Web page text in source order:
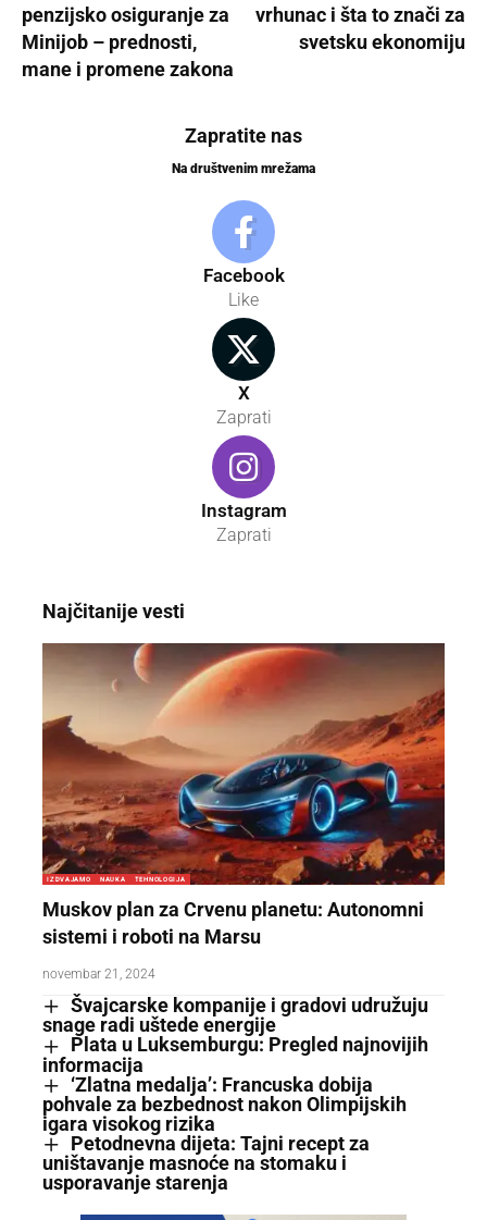
penzijsko osiguranje za
Minijob – prednosti,
mane i promene zakona
vrhunac i šta to znači za
svetsku ekonomiju
Zapratite nas
Na društvenim mrežama
Facebook
Like
X
Zaprati
Instagram
Zaprati
Najčitanije vesti
IZDVAJAMO NAUKA TEHNOLOGIJA
Muskov plan za Crvenu planetu: Autonomni
sistemi i roboti na Marsu
novembar 21, 2024
Švajcarske kompanije i gradovi udružuju
snage radi uštede energije
Plata u Luksemburgu: Pregled najnovijih
informacija
‘Zlatna medalja’: Francuska dobija
pohvale za bezbednost nakon Olimpijskih
igara visokog rizika
Petodnevna dijeta: Tajni recept za
uništavanje masnoće na stomaku i
usporavanje starenja